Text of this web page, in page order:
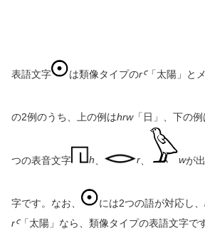
表語文字 は類像タイプのrꜤ「太陽」と
の2例のうち、上の例はhrw「日」、下の例
つの表音文字 h r、 wが
字です。なお、 には2つの語が対応し、
rꜤ「太陽」なら、類像タイプの表語文字です